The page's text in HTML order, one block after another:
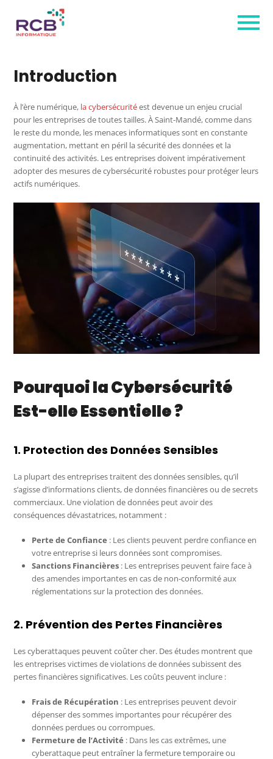
Introduction
À l’ère numérique, la cybersécuritéest devenue un enjeu crucial
pour les entreprises de toutes tailles. À Saint-Mandé, comme dans
le reste du monde, les menaces informatiques sont en constante
augmentation, mettant en péril la sécurité des données et la
continuité des activités. Les entreprises doivent impérativement
adopter des mesures de cybersécurité robustes pour protéger leurs
actifs numériques.
Pourquoi la Cybersécurité
Est-elle Essentielle ?
1. Protection des Données Sensibles
La plupart des entreprises traitent des données sensibles, qu’il
s’agisse d’informations clients, de données financières ou de secrets
commerciaux. Une violation de données peut avoir des
conséquences dévastatrices, notamment :
Perte de Confiance : Les clients peuvent perdre confiance en
votre entreprise si leurs données sont compromises.
Sanctions Financières : Les entreprises peuvent faire face à
des amendes importantes en cas de non-conformité aux
réglementations sur la protection des données.
2. Prévention des Pertes Financières
Les cyberattaques peuvent coûter cher. Des études montrent que
les entreprises victimes de violations de données subissent des
pertes financières significatives. Les coûts peuvent inclure :
Frais de Récupération : Les entreprises peuvent devoir
dépenser des sommes importantes pour récupérer des
données perdues ou corrompues.
Fermeture de l’Activité : Dans les cas extrêmes, une
cyberattaque peut entraîner la fermeture temporaire ou